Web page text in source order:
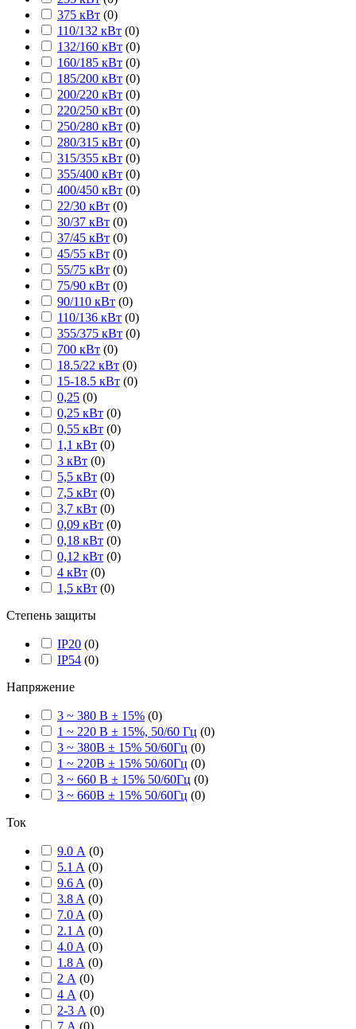
375 кВт (0)
110/132 кВт (0)
132/160 кВт (0)
160/185 кВт (0)
185/200 кВт (0)
200/220 кВт (0)
220/250 кВт (0)
250/280 кВт (0)
280/315 кВт (0)
315/355 кВт (0)
355/400 кВт (0)
400/450 кВт (0)
22/30 кВт (0)
30/37 кВт (0)
37/45 кВт (0)
45/55 кВт (0)
55/75 кВт (0)
75/90 кВт (0)
90/110 кВт (0)
110/136 кВт (0)
355/375 кВт (0)
700 кВт (0)
18.5/22 кВт (0)
15-18.5 кВт (0)
0,25 (0)
0,25 кВт (0)
0,55 кВт (0)
1,1 кВт (0)
3 кВт (0)
5,5 кВт (0)
7,5 кВт (0)
3,7 кВт (0)
0,09 кВт (0)
0,18 кВт (0)
0,12 кВт (0)
4 кВт (0)
1,5 кВт (0)
Степень защиты
IP20 (0)
IP54 (0)
Напряжение
3 ~ 380 В ± 15% (0)
1 ~ 220 В ± 15%, 50/60 Гц (0)
3 ~ 380В ± 15% 50/60Гц (0)
1 ~ 220В ± 15% 50/60Гц (0)
3 ~ 660 В ± 15% 50/60Гц (0)
3 ~ 660В ± 15% 50/60Гц (0)
Ток
9.0 А (0)
5.1 A (0)
9.6 A (0)
3.8 A (0)
7.0 A (0)
2.1 A (0)
4.0 A (0)
1.8 A (0)
2 А (0)
4 А (0)
2-3 А (0)
7 А (0)